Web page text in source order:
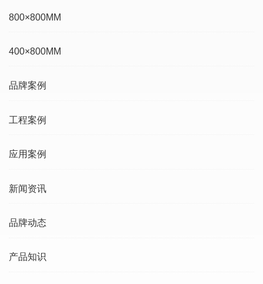
800×800MM
400×800MM
品牌案例
工程案例
应用案例
新闻资讯
品牌动态
产品知识